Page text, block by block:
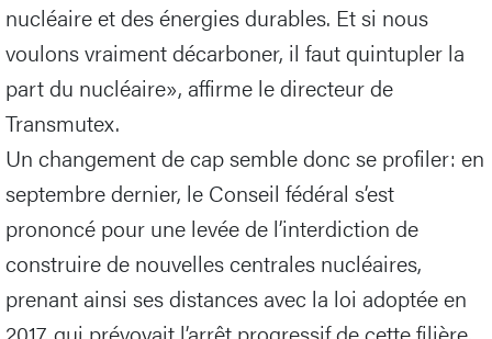
nucléaire et des énergies durables. Et si nous
voulons vraiment décarboner, il faut quintupler la
part du nucléaire», affirme le directeur de
Transmutex.
Un changement de cap semble donc se profiler: en
septembre dernier, le Conseil fédéral s’est
prononcé pour une levée de l’interdiction de
construire de nouvelles centrales nucléaires,
prenant ainsi ses distances avec la loi adoptée en